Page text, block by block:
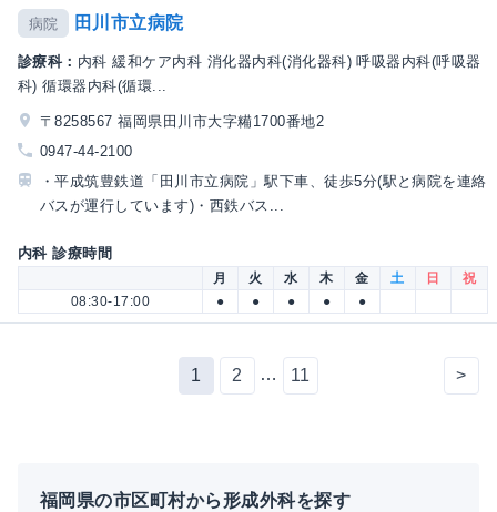
病院 田川市立病院
診療科： 内科 緩和ケア内科 消化器内科(消化器科) 呼吸器内科(呼吸器
科) 循環器内科(循環...
〒8258567 福岡県田川市大字糒1700番地2
0947-44-2100
・平成筑豊鉄道「田川市立病院」駅下車、徒歩5分(駅と病院を連絡
バスが運行しています)・西鉄バス...
内科 診療時間
月 火 水 木 金 土 日
祝
08:30-17:00
● ● ● ● ●
1 2 … 11 >
福岡県の市区町村から形成外科を探す